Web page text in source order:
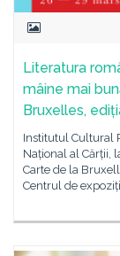
Literatura
mâine mai
Bruxelles,
Institutul Cultural
Național al Cărții,
Carte de la
Centrul de